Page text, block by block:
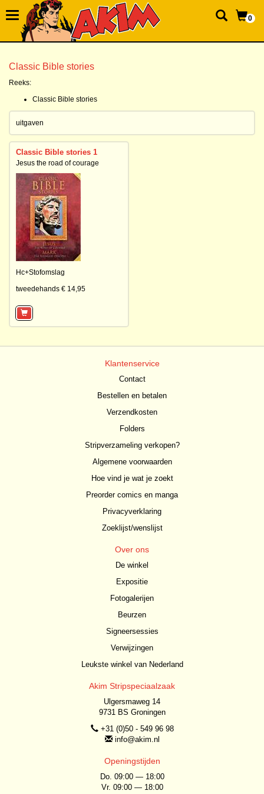
0
Classic Bible stories
Reeks:
Classic Bible stories
uitgaven
Classic Bible stories 1
Jesus the road of courage
Hc+Stofomslag
tweedehands € 14,95
Klantenservice
Contact
Bestellen en betalen
Verzendkosten
Folders
Stripverzameling verkopen?
Algemene voorwaarden
Hoe vind je wat je zoekt
Preorder comics en manga
Privacyverklaring
Zoeklijst/wenslijst
Over ons
De winkel
Expositie
Fotogalerijen
Beurzen
Signeersessies
Verwijzingen
Leukste winkel van Nederland
Akim Stripspeciaalzaak
Ulgersmaweg 14
9731 BS Groningen
+31 (0)50 - 549 96 98
info@akim.nl
Openingstijden
Do. 09:00 — 18:00
Vr. 09:00 — 18:00